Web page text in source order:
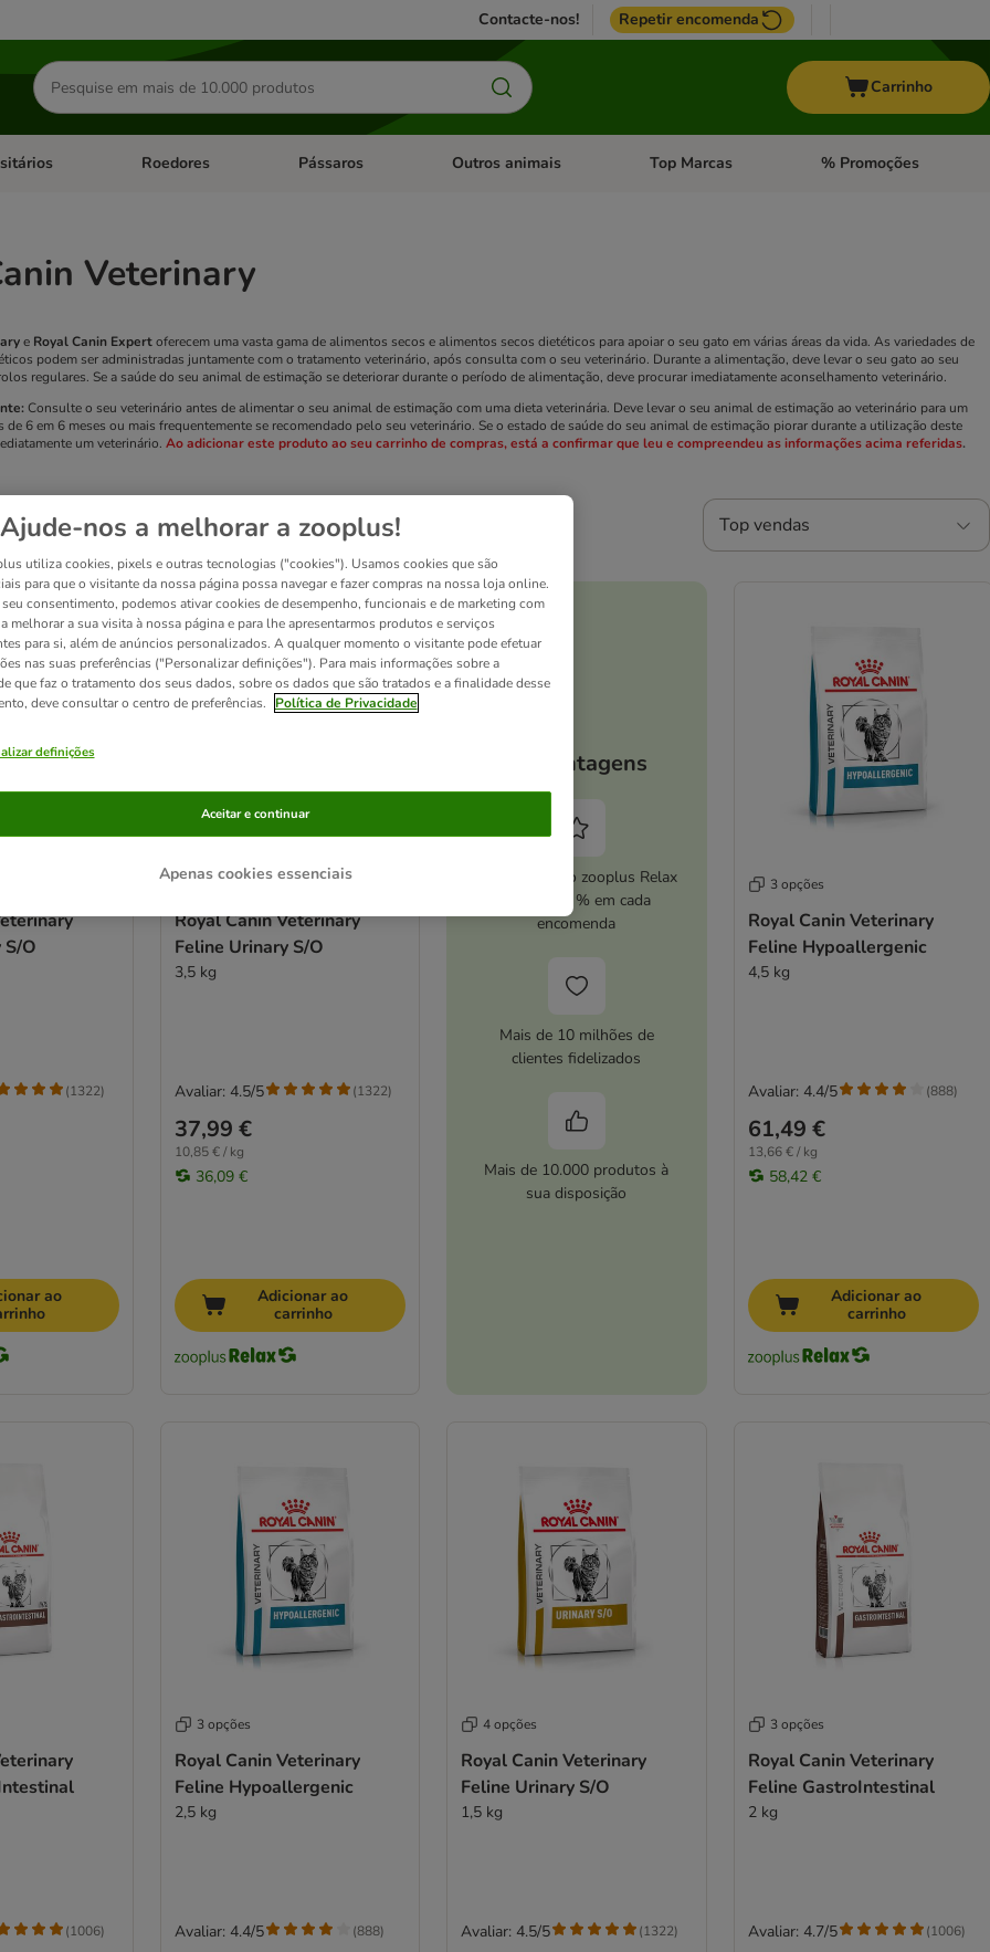
Contacte-nos! Repetir encomenda
Pesquisar
produtos
Carrinho
de categoria: Dieta Vet.Abrir menu de categoria: Antiparasitários
Roedores Abrir menu de categoria: Roedores
Pássaros Abrir menu de categoria: Pássaros
Outros animais Abrir menu de categoria: Outros animais
Top Marcas Abrir menu de categoria:
% Promoções
Veterinary
e Royal Canin Expertoferecem uma vasta gama de alimentos secos e alimentos secos dietéticos para apoiar o seu gato em várias áreas da vida. As variedades de
podem ser administradas juntamente com o tratamento veterinário, após consulta com o seu veterinário. Durante a alimentação, deve levar o seu gato ao seu
regulares. Se a saúde do seu animal de estimação se deteriorar durante o período de alimentação, deve procurar imediatamente aconselhamento veterinário.
Consulte o seu veterinário antes de alimentar o seu animal de estimação com uma dieta veterinária. Deve levar o seu animal de estimação ao veterinário para um
6 em 6 meses ou mais frequentemente se recomendado pelo seu veterinário. Se o estado de saúde do seu animal de estimação piorar durante a utilização deste
um veterinário. Ao adicionar este produto ao seu carrinho de compras, está a confirmar que leu e compreendeu as informações acima referidas.
Top vendas
been changed
S/O
(1322)
ao
4 opções
Royal Canin Veterinary
Feline Urinary S/O
3,5 kg
37,99 €
10,85 € / kg
36,09 €
Avaliar: 4.5/5 (1322)
Adicionar ao
carrinho
As vantagens
Ative o serviço zooplus Relax
e poupe 5 % em cada
encomenda
Mais de 10 milhões de
clientes fidelizados
Mais de 10.000 produtos à
sua disposição
3 opções
Royal Canin Veterinary
Feline Hypoallergenic
4,5 kg
61,49 €
13,66 € / kg
58,42 €
Avaliar: 4.4/5 (888)
Adicionar ao
carrinho
(1006)
3 opções
Royal Canin Veterinary
Feline Hypoallergenic
2,5 kg
Avaliar: 4.4/5 (888)
4 opções
Royal Canin Veterinary
Feline Urinary S/O
1,5 kg
Avaliar: 4.5/5 (1322)
3 opções
Royal Canin Veterinary
Feline GastroIntestinal
2 kg
Avaliar: 4.7/5 (1006)
Ajude-nos a melhorar a zooplus!
utiliza cookies, pixels e outras tecnologias ("cookies"). Usamos cookies que são
para que o visitante da nossa página possa navegar e fazer compras na nossa loja online.
consentimento, podemos ativar cookies de desempenho, funcionais e de marketing com
melhorar a sua visita à nossa página e para lhe apresentarmos produtos e serviços
para si, além de anúncios personalizados. A qualquer momento o visitante pode efetuar
nas suas preferências ("Personalizar definições"). Para mais informações sobre a
que faz o tratamento dos seus dados, sobre os dados que são tratados e a finalidade desse
deve consultar o centro de preferências.
Política de Privacidade
definições
Apenas cookies essenciais
Aceitar e continuar